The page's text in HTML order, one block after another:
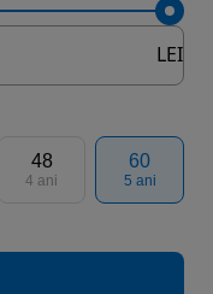
LEI
48
4 ani
60
5 ani